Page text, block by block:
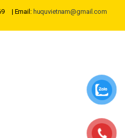
| Email: huquvietnam@gmail.com